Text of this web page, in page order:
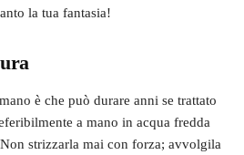
la tua fantasia!
è che può durare anni se trattato
a mano in acqua fredda
strizzarla mai con forza; avvolgila